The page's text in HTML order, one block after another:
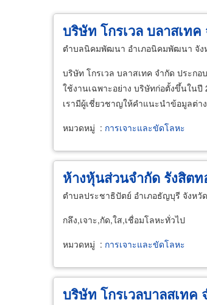
บริษัท โกรเวล บลาสเทค
ตำบลนิคมพัฒนา อำเภอนิคมพัฒนา จัง
บริษัท โกรเวล บลาสเทค จำกัด ประก
ใช้งานเฉพาะอย่าง บริษัทก่อตั้งขึ้นในปี
เรามีผู้เชี่ยวชาญให้คำแนะนำข้อมูลต่
หมวดหมู่ : การเจาะและขัดโลหะ
ห้างหุ้นส่วนจำกัด รังสิตท
ตำบลประชาธิปัตย์ อำเภอธัญบุรี จังหวั
กลึง,เจาะ,กัด,ใส,เชื่อมโลหะทั่วไป
หมวดหมู่ : การเจาะและขัดโลหะ
บริษัท โกรเวลบาลสเทค